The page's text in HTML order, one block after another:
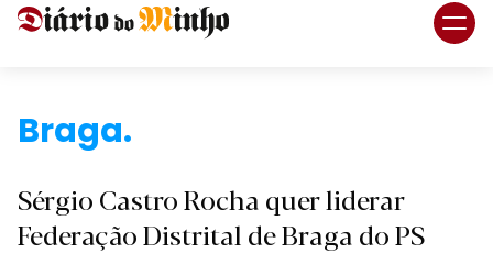
Brag
Sérgio Castro Rocha quer liderar
Federação Distrital de Braga do PS